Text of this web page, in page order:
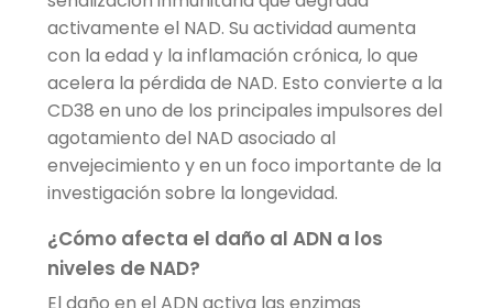
activamente el NAD. Su actividad aumenta
con la edad y la inflamación crónica, lo que
acelera la pérdida de NAD. Esto convierte a la
CD38 en uno de los principales impulsores del
agotamiento del NAD asociado al
envejecimiento y en un foco importante de la
investigación sobre la longevidad.
¿Cómo afecta el daño al ADN a los
niveles de NAD?
El daño en el ADN activa las enzimas